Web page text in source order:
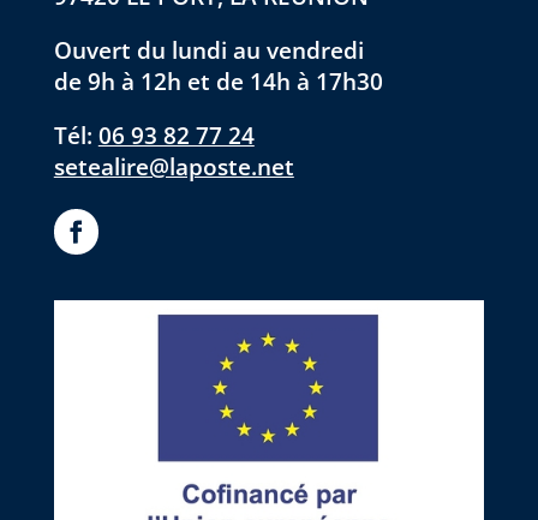
Ouvert du lundi au vendredi
de 9h à 12h et de 14h à 17h30
Tél: 06 93 82 77 24
setealire@laposte.net